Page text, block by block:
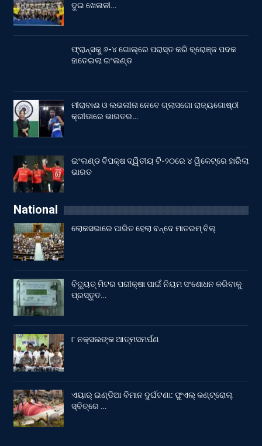
ଦୁଇ ଖେଳାଳୀ…
ଫ୍ରାନ୍ସକୁ ୬-୪ ଗୋଲ୍‌ରେ ପରାସ୍ତ କରି ବ୍ରୋଞ୍ଜ ପଦକ
ହାତେଇଲା ଇଂଲଣ୍ଡ
ମୀରାବାଈ ଓ ଲଭଲୀନା ନେବେ ଗ୍ଲାସଗୋ ରାଜ୍ୟଗୋଷ୍ଠୀ
କ୍ରୀଡାରେ ଭାରତର…
ଇଂଲଣ୍ଡ ବିପକ୍ଷ ଦ୍ୱିତୀୟ ଟି-୨୦ରେ ୪ ୱିକେଟ୍‌ରେ ହାରିଲା
ଭାରତ
National
ଲୋକସଭାରେ ପାରିତ ହେଲା ବନ୍ଦେ ମାତରମ୍‌ ବିଲ୍‌
ବିଦ୍ୟୁତ୍ ମିଟର ପରୀକ୍ଷା ପାଇଁ ନିୟମ ସଂଶୋଧନ କରିବାକୁ
ପ୍ରସ୍ତୁତ…
୮ ନକ୍ସଲଙ୍କ ଆତ୍ମସମର୍ପଣ
ଏୟାର୍ ଇଣ୍ଡିଆ ବିମାନ ଦୁର୍ଘଟଣା: ଫୁଏଲ୍‌ କଣ୍ଟ୍ରୋଲ୍‌
ସ୍ବିଚ୍‌ରେ …